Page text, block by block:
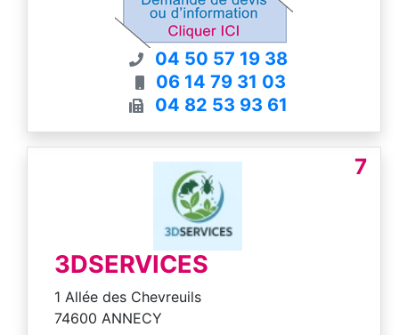
04 50 57 19 38
06 14 79 31 03
04 82 53 93 61
7
3DSERVICES
1 Allée des Chevreuils
74600 ANNECY